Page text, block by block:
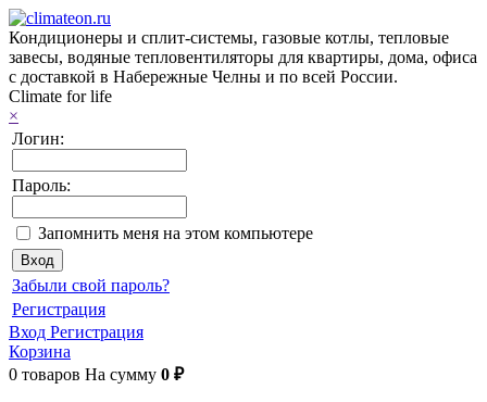
Кондиционеры и сплит-системы, газовые котлы, тепловые
завесы, водяные тепловентиляторы для квартиры, дома, офиса
с доставкой в Набережные Челны и по всей России.
Climate for life
×
Логин:
Пароль:
Запомнить меня на этом компьютере
Забыли свой пароль?
Регистрация
Вход Регистрация
Корзина
0 товаров На сумму 0 ₽